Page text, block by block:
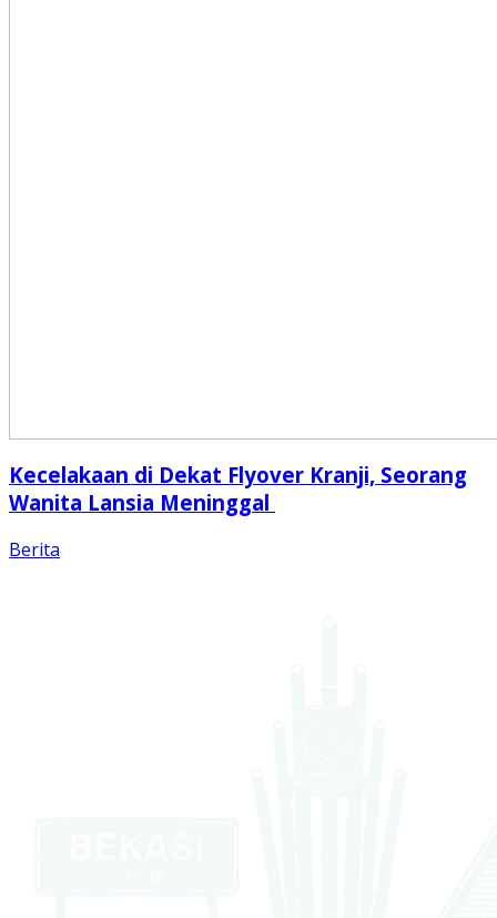
Kecelakaan di Dekat Flyover Kranji, Seorang
Wanita Lansia Meninggal
Berita